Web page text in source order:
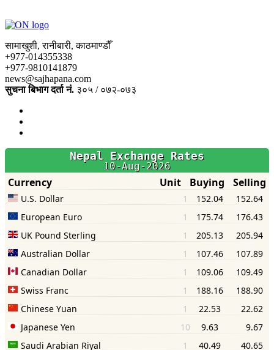
सामाखुशी, रानीबारी, काठमाण्डौँ
+977-014355338
+977-9810141879
news@sajhapana.com
सुचना बिभाग दर्ता नं. ३०५ / ०७२-०७३